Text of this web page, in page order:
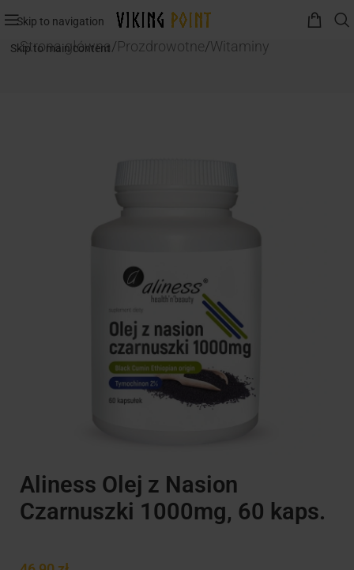
Skip to navigation
Skip to main content
Strona główna/Prozdrowotne/Witaminy
Aliness Olej z Nasion
Czarnuszki 1000mg, 60 kaps.